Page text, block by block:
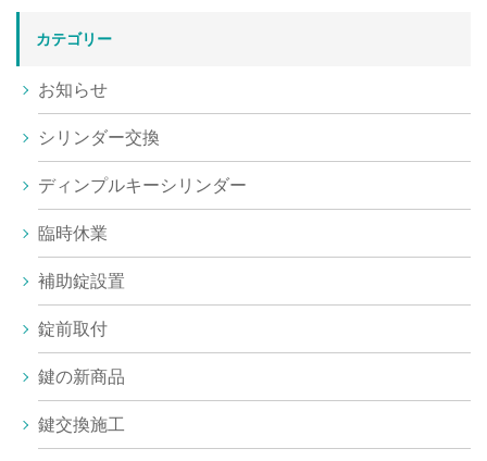
カテゴリー
お知らせ
シリンダー交換
ディンプルキーシリンダー
臨時休業
補助錠設置
錠前取付
鍵の新商品
鍵交換施工